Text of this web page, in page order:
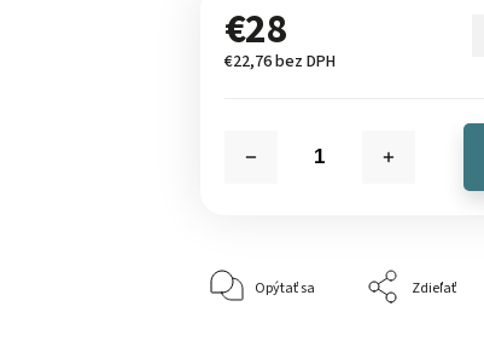
€28
€22,76 bez DPH
Opýtať sa Zdieľať